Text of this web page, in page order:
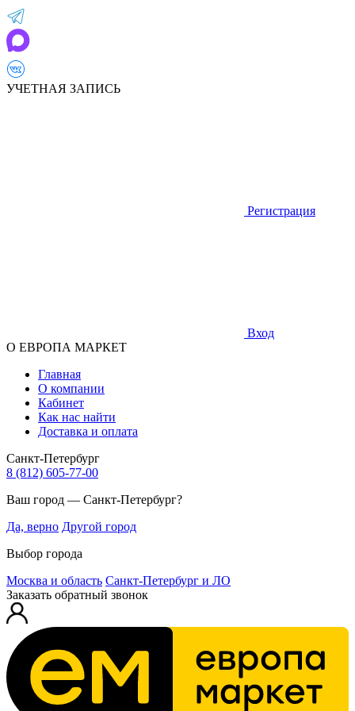
УЧЕТНАЯ ЗАПИСЬ
Регистрация
Вход
О ЕВРОПА МАРКЕТ
Главная
О компании
Кабинет
Как нас найти
Доставка и оплата
Санкт-Петербург
8 (812) 605-77-00
Ваш город — Санкт-Петербург?
Да, верно Другой город
Выбор города
Москва и область Санкт-Петербург и ЛО
Заказать обратный звонок